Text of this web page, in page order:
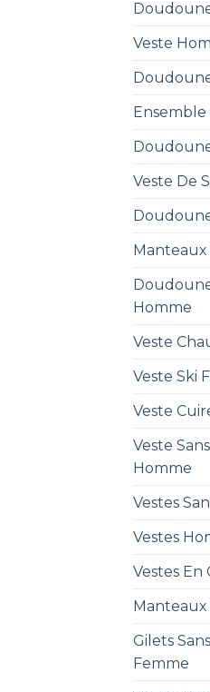
Veste
Veste De
Manteaux
Homme
Veste
Veste Ski
Veste
Veste
Homme
Vestes
Vestes
Vestes En
Manteaux
Gilets
Femme